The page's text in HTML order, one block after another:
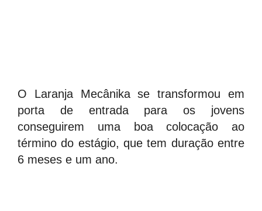
O Laranja Mecânika se transformou em
porta de entrada para os jovens
conseguirem uma boa colocação ao
término do estágio, que tem duração entre
6 meses e um ano.